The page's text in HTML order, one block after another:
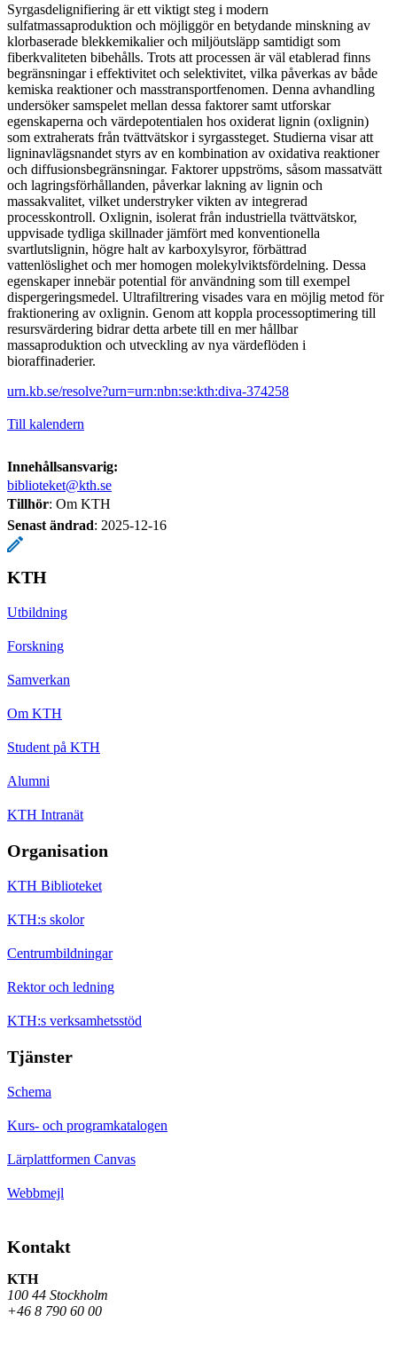
Syrgasdelignifiering är ett viktigt steg i modern
sulfatmassaproduktion och möjliggör en betydande minskning av
klorbaserade blekkemikalier och miljöutsläpp samtidigt som
fiberkvaliteten bibehålls. Trots att processen är väl etablerad finns
begränsningar i effektivitet och selektivitet, vilka påverkas av både
kemiska reaktioner och masstransportfenomen. Denna avhandling
undersöker samspelet mellan dessa faktorer samt utforskar
egenskaperna och värdepotentialen hos oxiderat lignin (oxlignin)
som extraherats från tvättvätskor i syrgassteget. Studierna visar att
ligninavlägsnandet styrs av en kombination av oxidativa reaktioner
och diffusionsbegränsningar. Faktorer uppströms, såsom massatvätt
och lagringsförhållanden, påverkar lakning av lignin och
massakvalitet, vilket understryker vikten av integrerad
processkontroll. Oxlignin, isolerat från industriella tvättvätskor,
uppvisade tydliga skillnader jämfört med konventionella
svartlutslignin, högre halt av karboxylsyror, förbättrad
vattenlöslighet och mer homogen molekylviktsfördelning. Dessa
egenskaper innebär potential för användning som till exempel
dispergeringsmedel. Ultrafiltrering visades vara en möjlig metod för
fraktionering av oxlignin. Genom att koppla processoptimering till
resursvärdering bidrar detta arbete till en mer hållbar
massaproduktion och utveckling av nya värdeflöden i
bioraffinaderier.
urn.kb.se/resolve?urn=urn:nbn:se:kth:diva-374258
Till kalendern
Innehållsansvarig:
biblioteket@kth.se
Tillhör: Om KTH
Senast ändrad: 2025-12-16
KTH
Utbildning
Forskning
Samverkan
Om KTH
Student på KTH
Alumni
KTH Intranät
Organisation
KTH Biblioteket
KTH:s skolor
Centrumbildningar
Rektor och ledning
KTH:s verksamhetsstöd
Tjänster
Schema
Kurs- och programkatalogen
Lärplattformen Canvas
Webbmejl
Kontakt
KTH
100 44 Stockholm
+46 8 790 60 00